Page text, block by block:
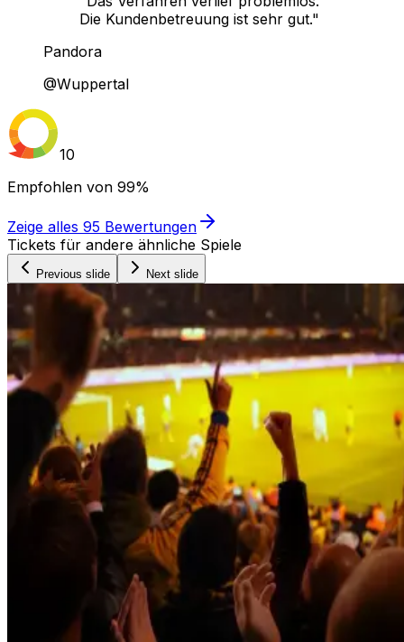
Die Kundenbetreuung ist sehr gut."
Pandora
@Wuppertal
10
Empfohlen von 99%
Zeige alles 95 Bewertungen
Tickets für andere ähnliche Spiele
Previous slide Next slide